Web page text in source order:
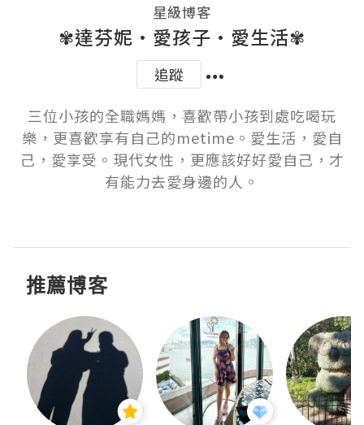
星級博客
✾達芬妮•愛孩子•愛生活✾
追蹤
三位小孩的全職媽媽，喜歡帶小孩到處吃喝玩
樂，更喜歡享有自己的metime。愛生活，愛自
己，愛享受。現代女性，更應該好好愛自己，才
有能力去愛身邊的人。
推薦博客